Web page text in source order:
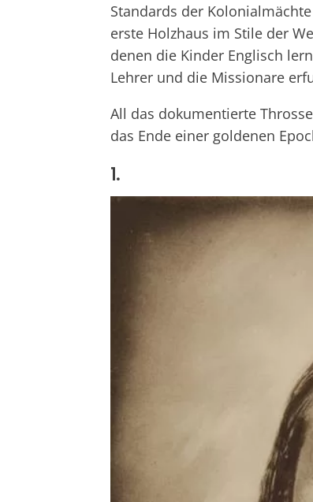
Standards der
erste Holzhaus im Stile der
denen die Kinder Englisch
Lehrer und die Missionare
All das dokumentierte
das Ende einer goldenen
1.